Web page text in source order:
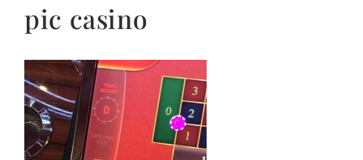
pic casino